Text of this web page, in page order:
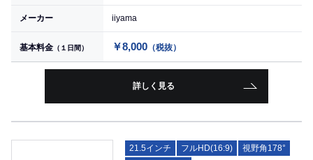
メーカー iiyama
基本料金 （１日間） ￥8,000 （税抜）
詳しく見る
21.5インチ フルHD(16:9)
視野角178°